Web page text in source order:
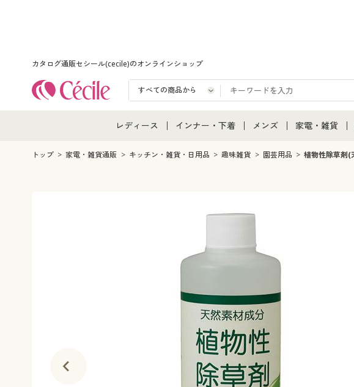
カタログ通販セシール(cecile)のオンラインショップ
レディース
レディース通販すべて
インナー・下着
インナー・下着通販すべて
メンズ下着
ジュニア・ティーンズ下着
メンズ
メンズ通販すべて
メンズ下着
家電・雑貨
家電・雑貨す
トップ 家電・雑貨通販 キッチン・雑貨・日用品 趣味雑貨 園芸用品 植物性除草剤(